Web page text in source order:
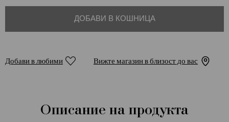
ДОБАВИ В КОШНИЦА
Добави в любими Вижте магазин в близост до вас
Описание на продукта